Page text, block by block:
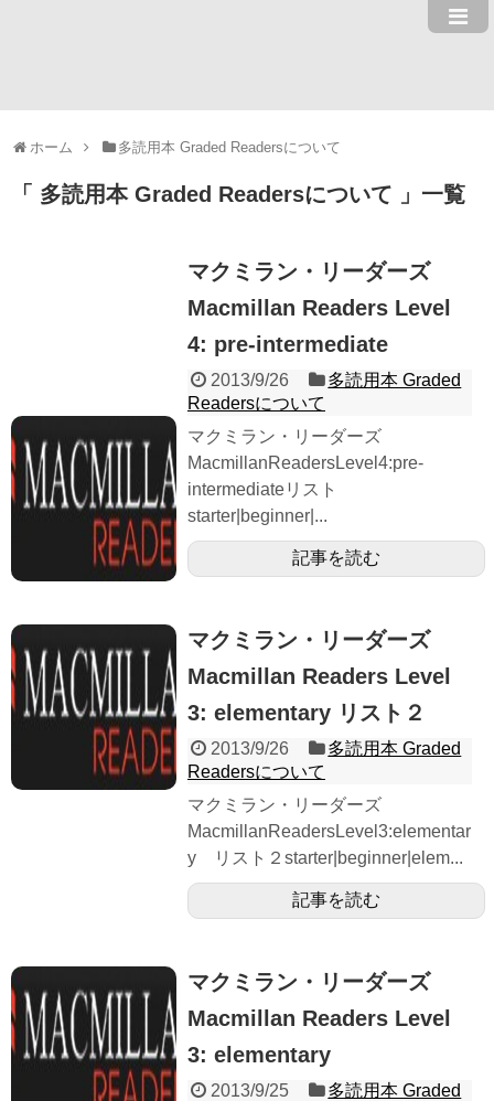
ホーム 多読用本 Graded Readersについて
多読用本 Graded Readersについて 一覧
マクミラン・リーダーズ
Macmillan Readers Level
4: pre-intermediate
2013/9/26
多読用本 Graded
Readersについて
マクミラン・リーダーズ
MacmillanReadersLevel4:pre-
intermediateリスト
starter|beginner|...
記事を読む
マクミラン・リーダーズ
Macmillan Readers Level
3: elementary リスト２
2013/9/26
多読用本 Graded
Readersについて
マクミラン・リーダーズ
MacmillanReadersLevel3:elementar
y リスト２starter|beginner|elem...
記事を読む
マクミラン・リーダーズ
Macmillan Readers Level
3: elementary
2013/9/25
多読用本 Graded